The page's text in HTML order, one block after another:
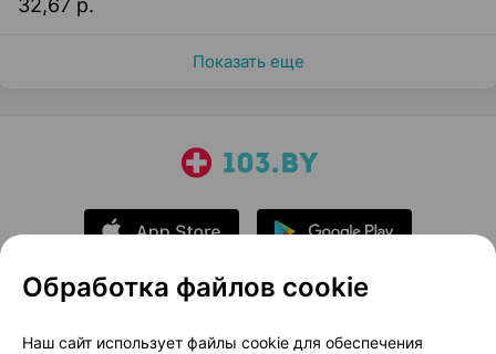
32,67 р.
Показать еще
О проекте
Новости проекта
Обработка файлов cookie
Наш сайт использует файлы cookie для обеспечения